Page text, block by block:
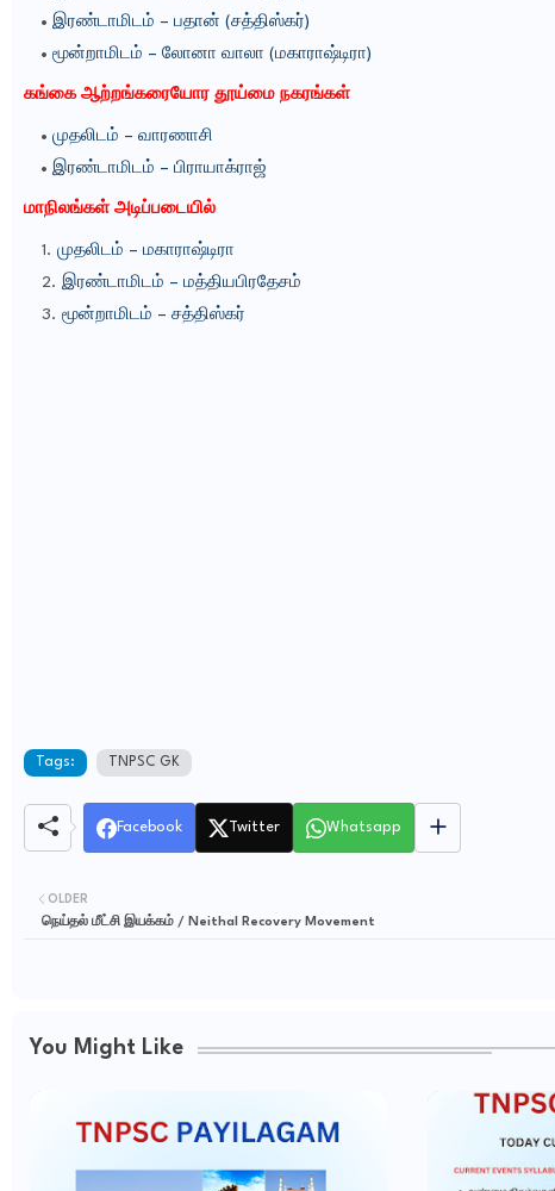
இரண்டாமிடம் – பதான் (சத்திஸ்கர்)
மூன்றாமிடம் – லோனா வாலா (மகாராஷ்டிரா)
கங்கை ஆற்றங்கரையோர தூய்மை நகரங்கள்
முதலிடம் – வாரணாசி
இரண்டாமிடம் – பிராயாக்ராஜ்
மாநிலங்கள் அடிப்படையில்
முதலிடம் – மகாராஷ்டிரா
இரண்டாமிடம் – மத்தியபிரதேசம்
மூன்றாமிடம் – சத்திஸ்கர்
Tags: TNPSC GK
Facebook Twitter Whatsapp
OLDER
நெய்தல் மீட்சி இயக்கம் / Neithal Recovery Movement
You Might Like